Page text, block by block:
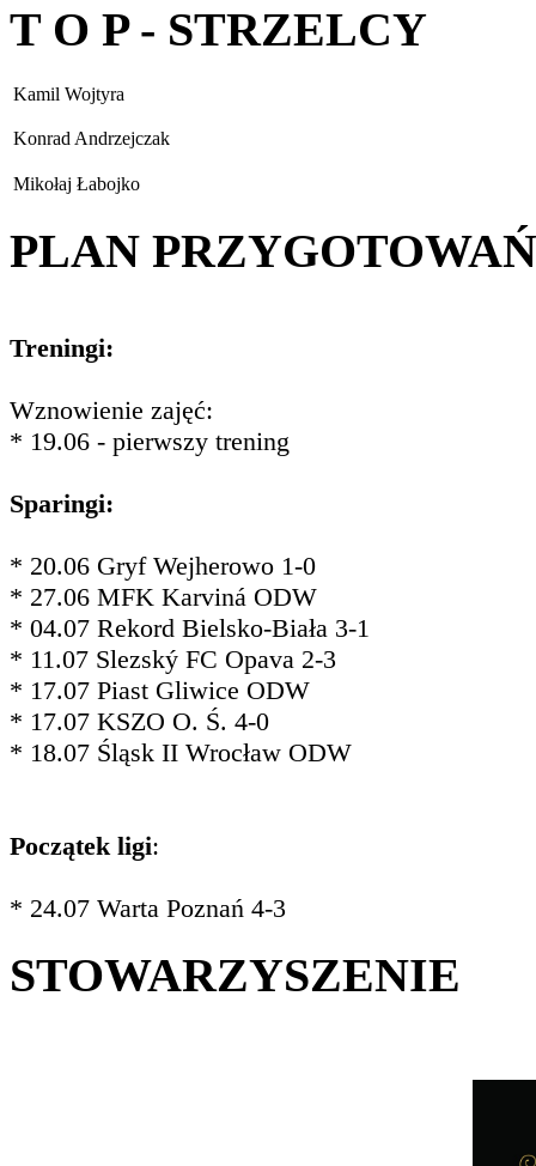
T O P - STRZELCY
Kamil Wojtyra
Konrad Andrzejczak
Mikołaj Łabojko
PLAN PRZYGOTOWAŃ
Treningi:
Wznowienie zajęć:
* 19.06 - pierwszy trening
Sparingi:
* 20.06 Gryf Wejherowo 1-0
* 27.06 MFK Karviná ODW
* 04.07 Rekord Bielsko-Biała 3-1
* 11.07 Slezský FC Opava 2-3
* 17.07 Piast Gliwice ODW
* 17.07 KSZO O. Ś. 4-0
* 18.07 Śląsk II Wrocław ODW
Początek ligi:
* 24.07 Warta Poznań 4-3
STOWARZYSZENIE